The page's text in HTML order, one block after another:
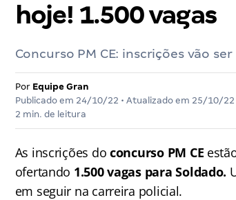
hoje! 1.500 vagas
Concurso PM CE: inscrições vão
Por Equipe Gran
Publicado em 24/10/22 • Atualizado em 25/10/22
2 min. de leitura
As inscrições doconcurso PM CE
ofertando 1.500 vagas para Soldado.
em seguir na carreira policial.